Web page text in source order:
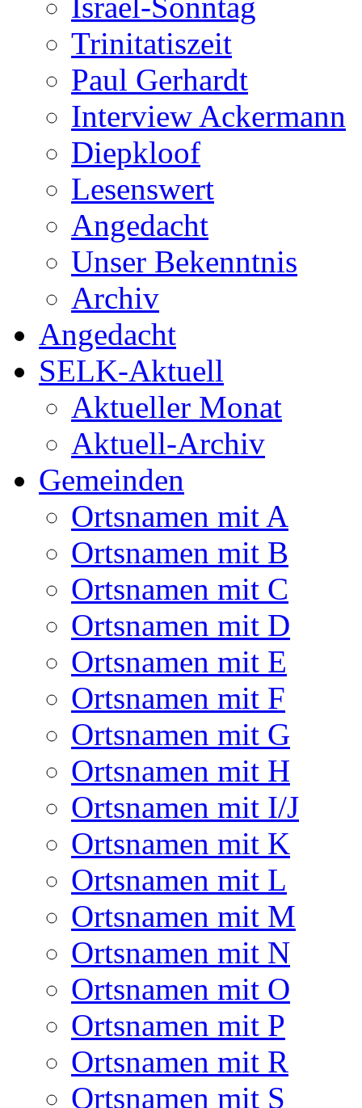
Trinitatiszeit
Paul Gerhardt
Interview Ackermann
Diepkloof
Lesenswert
Angedacht
Unser Bekenntnis
Archiv
Angedacht
SELK-Aktuell
Aktueller Monat
Aktuell-Archiv
Gemeinden
Ortsnamen mit A
Ortsnamen mit B
Ortsnamen mit C
Ortsnamen mit D
Ortsnamen mit E
Ortsnamen mit F
Ortsnamen mit G
Ortsnamen mit H
Ortsnamen mit I/J
Ortsnamen mit K
Ortsnamen mit L
Ortsnamen mit M
Ortsnamen mit N
Ortsnamen mit O
Ortsnamen mit P
Ortsnamen mit R
Ortsnamen mit S